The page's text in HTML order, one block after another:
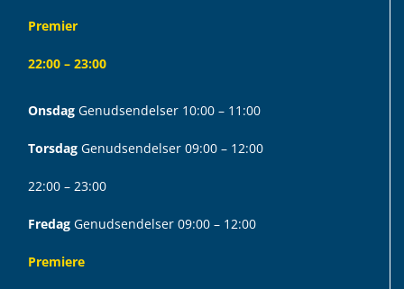
Premier
22:00 – 23:00
Onsdag Genudsendelser 10:00 – 11:00
Torsdag Genudsendelser 09:00 – 12:00
22:00 – 23:00
Fredag Genudsendelser 09:00 – 12:00
Premiere